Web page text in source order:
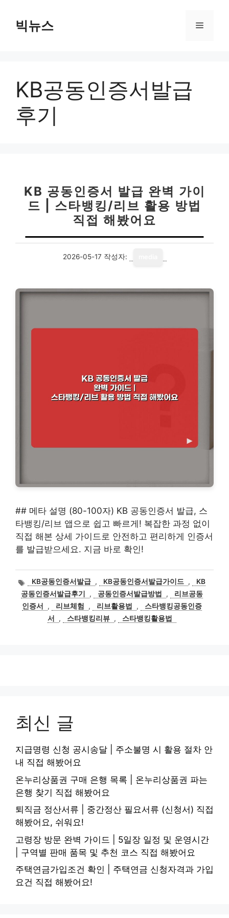
빅뉴스 메
KB공동인증서발급
후기
KB 공동인증서 발급 완벽 가이
드 | 스타뱅킹/리브 활용 방법
직접 해봤어요
2026-05-17 작성자:
## 메타 설명 (80-100자) KB 공동인증서 발급, 스
타뱅킹/리브 앱으로 쉽고 빠르게! 복잡한 과정 없이
직접 해본 상세 가이드로 안전하고 편리하게 인증서
를 발급받으세요. 지금 바로 확인!
태
그
KB공동인증서발급 , KB공동인증서발급가이드 ,
KB
공동인증서발급후기
, 공동인증서발급방법 ,
리브공동
인증서
, 리브체험 , 리브활용법 ,
스타뱅킹공동인증
서
, 스타뱅킹리뷰 , 스타뱅킹활용법
최신 글
지급명령 신청 공시송달 | 주소불명 시 활용 절차 안
내 직접 해봤어요
온누리상품권 구매 은행 목록 | 온누리상품권 파는
은행 찾기 직접 해봤어요
퇴직금 정산서류 | 중간정산 필요서류 (신청서) 직접
해봤어요, 쉬워요!
고령장 방문 완벽 가이드 | 5일장 일정 및 운영시간
| 구역별 판매 품목 및 추천 코스 직접 해봤어요
주택연금가입조건 확인 | 주택연금 신청자격과 가입
요건 직접 해봤어요!